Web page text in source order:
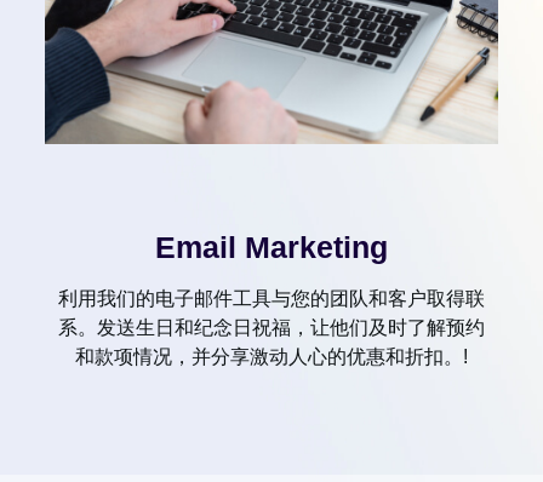
Email Marketing
利用我们的电子邮件工具与您的团队和客户取得联
系。发送生日和纪念日祝福，让他们及时了解预约
和款项情况，并分享激动人心的优惠和折扣。!